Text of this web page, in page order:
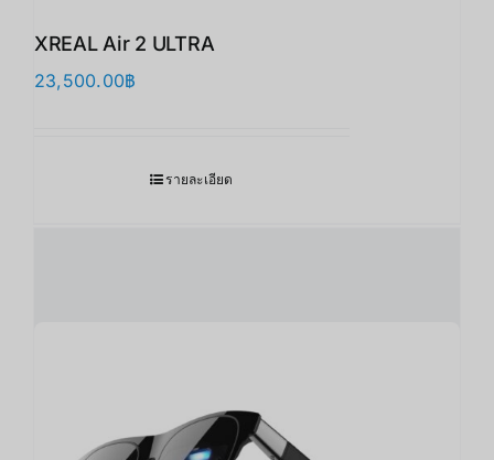
XREAL Air 2 ULTRA
23,500.00฿
รายละเอียด